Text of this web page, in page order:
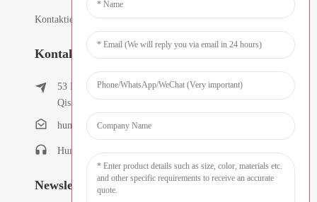
Kontaktieren Sie uns
Kontaktinformationen
53 East Chunfeng Road, Dorf Tielukeng, Stadt
Qishi, Dongguan, Guangdong, China
humanlu@foxmail.com
Humanlu: +86-15818288461
Newsletter